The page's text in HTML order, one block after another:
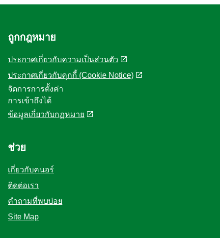
ถูกกฎหมาย
ประกาศเกี่ยวกับความเป็นส่วนตัว
ประกาศเกี่ยวกับคุกกี้ (Cookie Notice)
จัดการการตั้งค่า
การเข้าถึงได้
ข้อมูลเกี่ยวกับกฏหมาย
ช่วย
เกี่ยวกับคนอร์
ติดต่อเรา
คำถามที่พบบ่อย
Site Map